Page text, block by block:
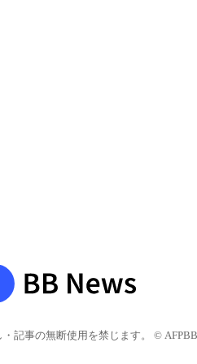
記事の無断使用を禁じます。 © AFPBB